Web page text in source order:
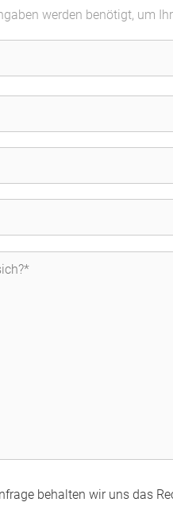
werden benötigt, um
behalten wir uns das